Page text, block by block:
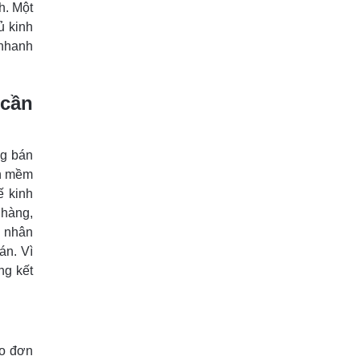
Một
kinh
bán
mềm
kinh
Vì
kết
đơn